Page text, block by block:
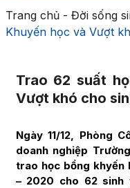
Trang chủ- Đời sống
Khuyến học và Vượt
Trao 62 suất
Vượt khó cho
Ngày 11/12, Phòng
doanh nghiệp
trao học bổng khyến
– 2020 cho 62 sinh